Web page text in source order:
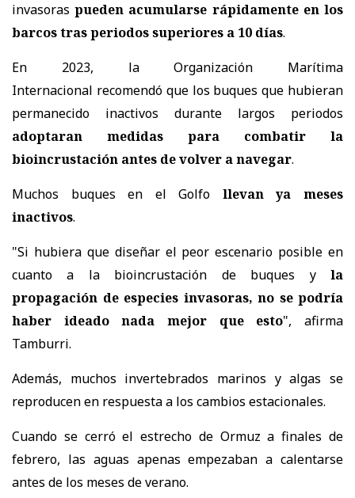
invasoraspueden acumularse rápidamente en los
barcos tras periodos superiores a 10 días.
En 2023, la Organización Marítima
Internacional recomendó que los buques que hubieran
permanecido inactivos durante largos periodos
adoptaran medidas para combatir la
bioincrustación antes de volver a navegar.
Muchos buques en el Golfo llevan ya meses
inactivos.
"Si hubiera que diseñar el peor escenario posible en
cuanto a la bioincrustación de buques y la
propagación de especies invasoras, no se podría
haber ideado nada mejor que esto", afirma
Tamburri.
Además, muchos invertebrados marinos y algas se
reproducen en respuesta a los cambios estacionales.
Cuando se cerró el estrecho de Ormuz a finales de
febrero, las aguas apenas empezaban a calentarse
antes de los meses de verano.